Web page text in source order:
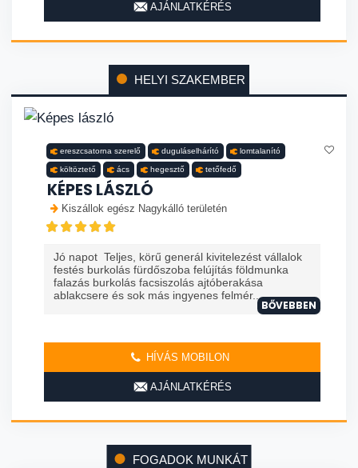
AJÁNLATKÉRÉS
HELYI SZAKEMBER
ereszcsatorna szerelő duguláselhárító lomtalanító
költöztető ács hegesztő tetőfedő
KÉPES LÁSZLÓ
Kiszállok egész Nagykálló területén
Jó napot Teljes, körű generál kivitelezést vállalok
festés burkolás fürdőszoba felújítás földmunka
falazás burkolás facsiszolás ajtóberakása
ablakcsere és sok más ingyenes felmér...
BŐVEBBEN
HÍVÁS MOBILON
AJÁNLATKÉRÉS
FOGADOK MUNKÁT